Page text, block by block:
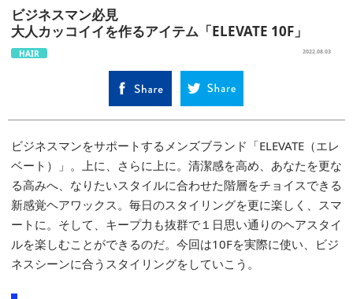
ビジネスマン必見
大人カッコイイを作るアイテム「ELEVATE 10F」
HAIR 2022.08.03
ビジネスマンをサポートするメンズブランド「ELEVATE（エレ
ベート）」。上に、さらに上に。清潔感を高め、あなたを更な
る高みへ、なりたいスタイルに合わせた階層をチョイスできる
新感覚ヘアワックス。毎日のスタイリングを更に楽しく、スマ
ートに。そして、キープ力も抜群で１日思い通りのヘアスタイ
ルを楽しむことができるのだ。今回は10Fを実際に使い、ビジ
ネスシーンに合うスタイリングをしていこう。